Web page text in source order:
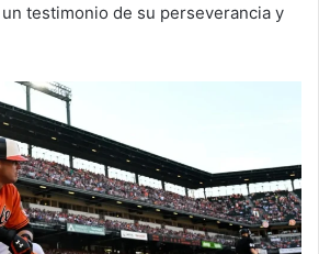
testimonio de su perseverancia y